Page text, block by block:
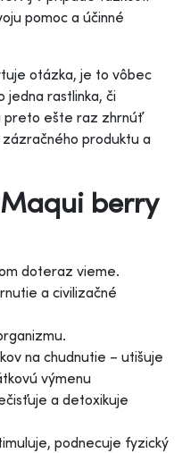
pomoc a účinné
otázka, je to vôbec
jedna rastlinka, či
preto ešte raz zhrnúť
produktu a
berry
doteraz vieme.
a civilizačné
na chudnutie – utišuje
výmenu
a detoxikuje
podnecuje fyzický